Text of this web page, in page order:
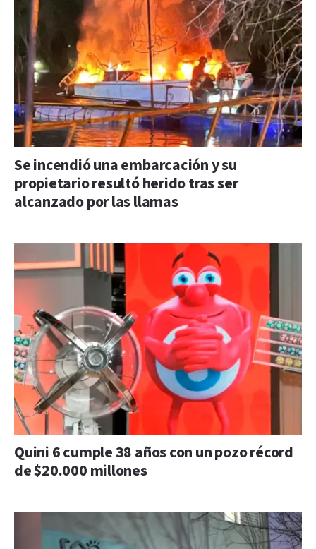
Se incendió una embarcación y su
propietario resultó herido tras ser
alcanzado por las llamas
Quini 6 cumple 38 años con un pozo récord
de $20.000 millones